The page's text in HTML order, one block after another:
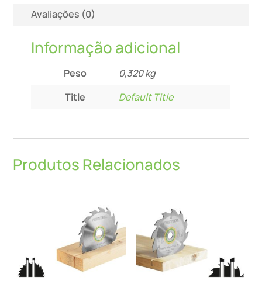
Avaliações (0)
Informação adicional
Peso
0,320 kg
Title
Default Title
Produtos Relacionados